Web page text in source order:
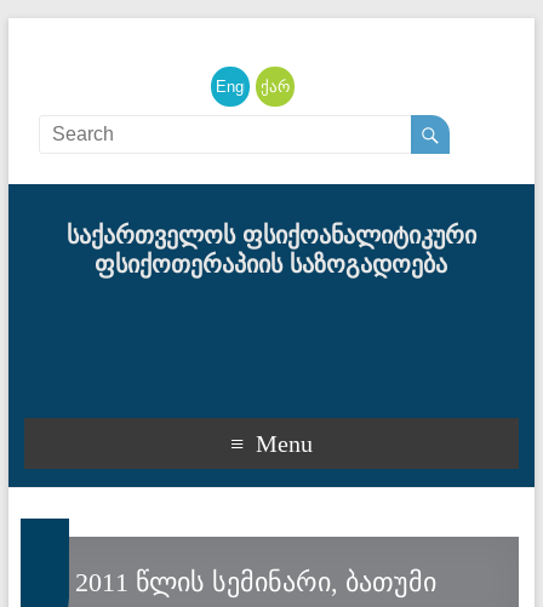
Englishქართული
საქართველოს ფსიქოანალიტიკური
ფსიქოთერაპიის საზოგადოება
Menu
2011 წლის სემინარი, ბათუმი